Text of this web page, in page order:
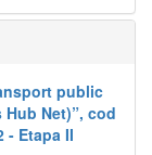
public
Net)”, cod
- Etapa II